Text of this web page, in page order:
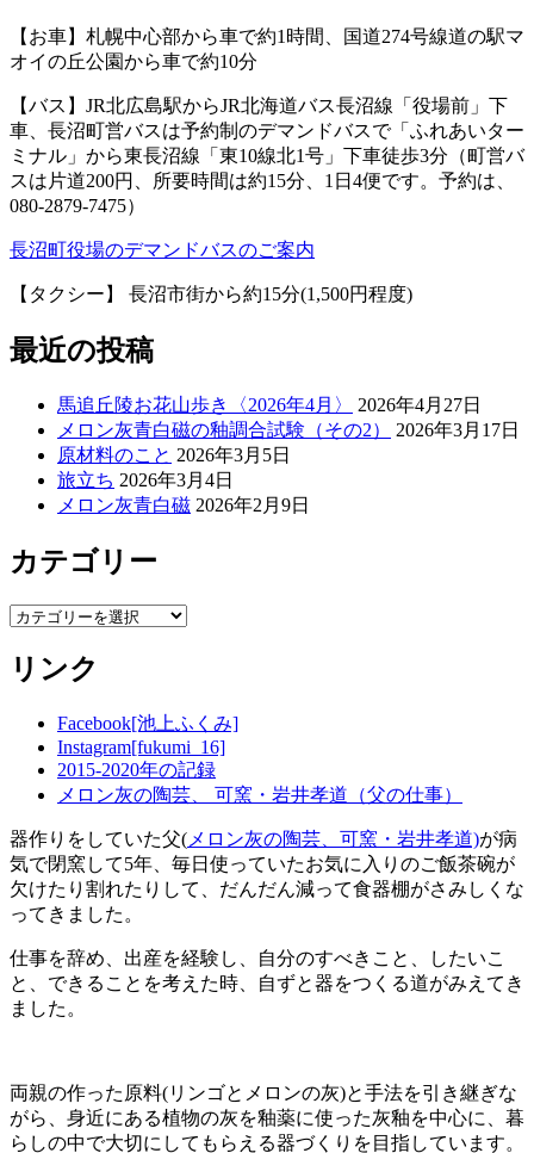
【お車】札幌中心部から車で約1時間、国道274号線道の駅マ
オイの丘公園から車で約10分
【バス】JR北広島駅からJR北海道バス長沼線「役場前」下
車、長沼町営バスは予約制のデマンドバスで「ふれあいター
ミナル」から東長沼線「東10線北1号」下車徒歩3分（町営バ
スは片道200円、所要時間は約15分、1日4便です。予約は、
080-2879-7475）
長沼町役場のデマンドバスのご案内
【タクシー】 長沼市街から約15分(1,500円程度)
最近の投稿
馬追丘陵お花山歩き〈2026年4月〉
2026年4月27日
メロン灰青白磁の釉調合試験（その2）
2026年3月17日
原材料のこと 2026年3月5日
旅立ち 2026年3月4日
メロン灰青白磁 2026年2月9日
カテゴリー
カ
ゴ
リ
リンク
Facebook[池上ふくみ]
Instagram[fukumi_16]
2015-2020年の記録
メロン灰の陶芸、 可窯・岩井孝道（父の仕事）
器作りをしていた父( メロン灰の陶芸、可窯・岩井孝道)が病
気で閉窯して5年、毎日使っていたお気に入りのご飯茶碗が
欠けたり割れたりして、だんだん減って食器棚がさみしくな
ってきました。
仕事を辞め、出産を経験し、自分のすべきこと、したいこ
と、できることを考えた時、自ずと器をつくる道がみえてき
ました。
両親の作った原料(リンゴとメロンの灰)と手法を引き継ぎな
がら、身近にある植物の灰を釉薬に使った灰釉を中心に、暮
らしの中で大切にしてもらえる器づくりを目指しています。